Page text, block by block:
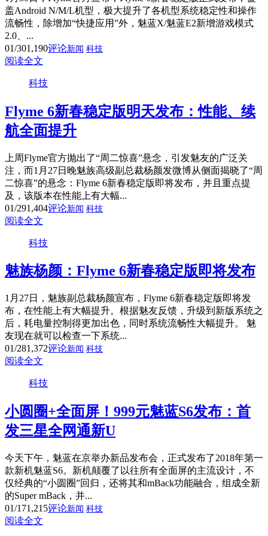
盖Android N/M/L机型，极大提升了各机型系统稳定性和操作
流畅性，除增加“快捷应用”外，魅蓝X/魅蓝E2新增游戏模式
2.0、...
01/301,190评论新闻 科技
阅读全文
科技
Flyme 6新春稳定版明天发布：性能、续
航全面提升
上周Flyme官方抛出了“周二惊喜”悬念，引发魅友的广泛关
注，而1月27日晚魅族高级副总裁杨颜发微博从侧面揭晓了“周
二惊喜”的悬念：Flyme 6新春稳定版即将发布，并且重点提
及，该版本在性能上有大幅...
01/291,404评论新闻 科技
阅读全文
科技
魅族杨颜：Flyme 6新春稳定版即将发布
1月27日，魅族副总裁杨颜宣布，Flyme 6新春稳定版即将发
布，在性能上有大幅提升。根据魅友反馈，升级到新版系统之
后，耗电量控制得更加出色，同时系统流畅性大幅提升。 魅
友现在就可以检查一下系统...
01/281,372评论新闻 科技
阅读全文
科技
小圆圈+全面屏！999元魅蓝S6发布：首
发三星全网通新U
今天下午，魅蓝在京举办新品发布会，正式发布了2018年第一
款新机魅蓝S6。新机颠覆了以往所有全面屏的主流设计，不
仅经典的“小圆圈”回归，还将其和mBack功能融合，组成全新
的Super mBack，并...
01/171,215评论新闻 科技
阅读全文